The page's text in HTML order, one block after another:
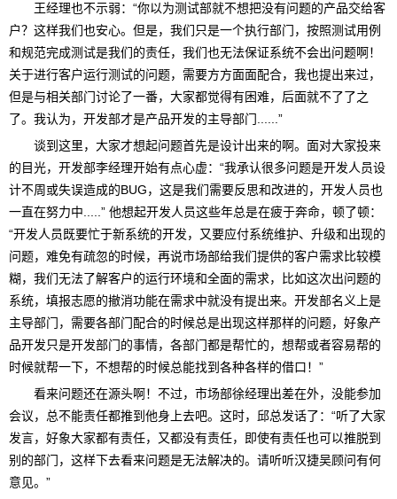
王经理也不示弱：“你以为测试部就不想把没有问题的产品交给客
户？这样我们也安心。但是，我们只是一个执行部门，按照测试用例
和规范完成测试是我们的责任，我们也无法保证系统不会出问题啊！
关于进行客户运行测试的问题，需要方方面面配合，我也提出来过，
但是与相关部门讨论了一番，大家都觉得有困难，后面就不了了之
了。我认为，开发部才是产品开发的主导部门......”
谈到这里，大家才想起问题首先是设计出来的啊。面对大家投来
的目光，开发部李经理开始有点心虚：“我承认很多问题是开发人员设
计不周或失误造成的BUG，这是我们需要反思和改进的，开发人员也
一直在努力中.....” 他想起开发人员这些年总是在疲于奔命，顿了顿：
“开发人员既要忙于新系统的开发，又要应付系统维护、升级和出现的
问题，难免有疏忽的时候，再说市场部给我们提供的客户需求比较模
糊，我们无法了解客户的运行环境和全面的需求，比如这次出问题的
系统，填报志愿的撤消功能在需求中就没有提出来。开发部名义上是
主导部门，需要各部门配合的时候总是出现这样那样的问题，好象产
品开发只是开发部门的事情，各部门都是帮忙的，想帮或者容易帮的
时候就帮一下，不想帮的时候总能找到各种各样的借口！”
看来问题还在源头啊！不过，市场部徐经理出差在外，没能参加
会议，总不能责任都推到他身上去吧。这时，邱总发话了：“听了大家
发言，好象大家都有责任，又都没有责任，即使有责任也可以推脱到
别的部门，这样下去看来问题是无法解决的。请听听汉捷吴顾问有何
意见。”